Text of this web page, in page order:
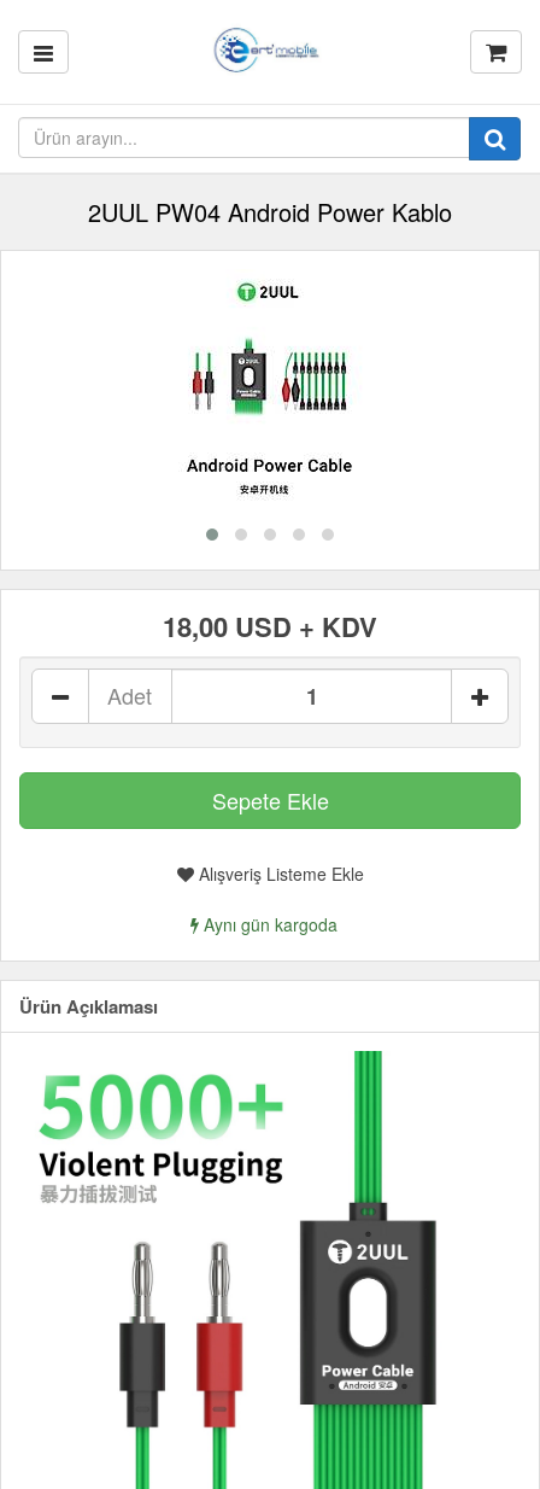
2UUL PW04 Android Power Kablo
18,00 USD + KDV
Adet
Alışveriş Listeme Ekle
Aynı gün kargoda
Ürün Açıklaması